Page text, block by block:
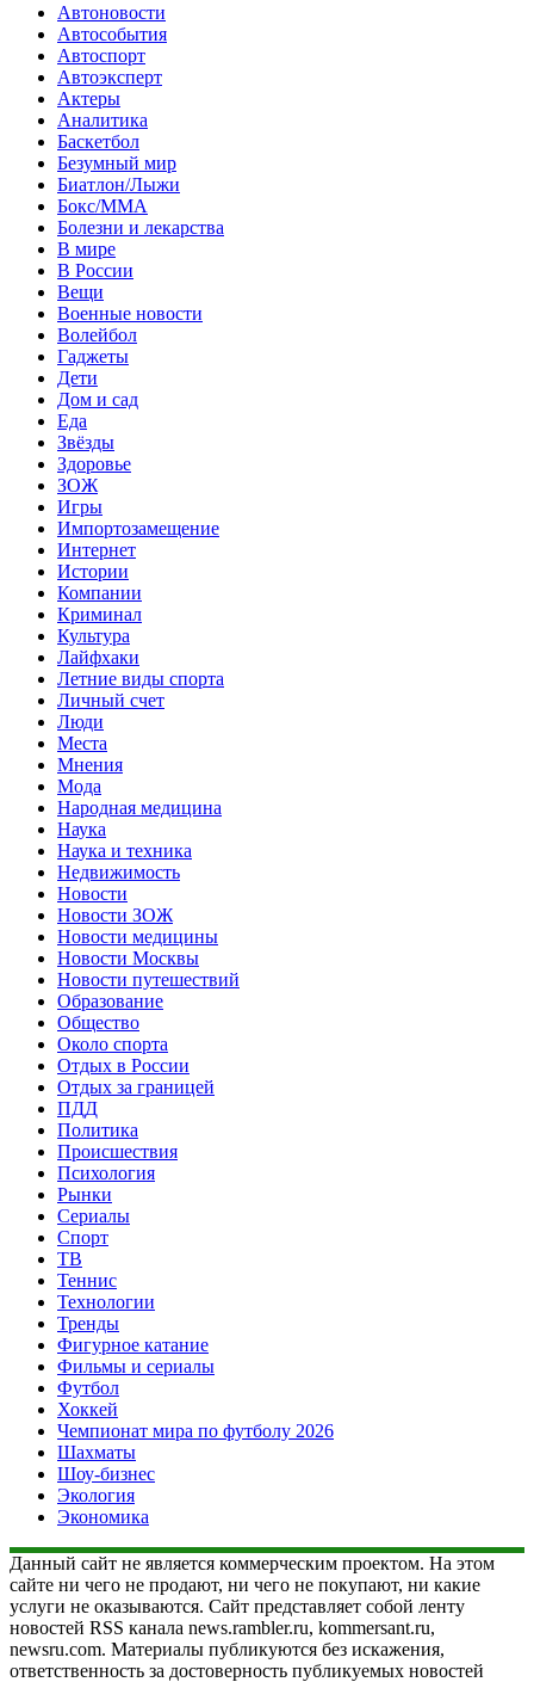
Автоновости
Автособытия
Автоспорт
Автоэксперт
Актеры
Аналитика
Баскетбол
Безумный мир
Биатлон/Лыжи
Бокс/MMA
Болезни и лекарства
В мире
В России
Вещи
Военные новости
Волейбол
Гаджеты
Дети
Дом и сад
Еда
Звёзды
Здоровье
ЗОЖ
Игры
Импортозамещение
Интернет
Истории
Компании
Криминал
Культура
Лайфхаки
Летние виды спорта
Личный счет
Люди
Места
Мнения
Мода
Народная медицина
Наука
Наука и техника
Недвижимость
Новости
Новости ЗОЖ
Новости медицины
Новости Москвы
Новости путешествий
Образование
Общество
Около спорта
Отдых в России
Отдых за границей
ПДД
Политика
Происшествия
Психология
Рынки
Сериалы
Спорт
ТВ
Теннис
Технологии
Тренды
Фигурное катание
Фильмы и сериалы
Футбол
Хоккей
Чемпионат мира по футболу 2026
Шахматы
Шоу-бизнес
Экология
Экономика
Данный сайт не является коммерческим проектом. На этом
сайте ни чего не продают, ни чего не покупают, ни какие
услуги не оказываются. Сайт представляет собой ленту
новостей RSS канала news.rambler.ru, kommersant.ru,
newsru.com. Материалы публикуются без искажения,
ответственность за достоверность публикуемых новостей